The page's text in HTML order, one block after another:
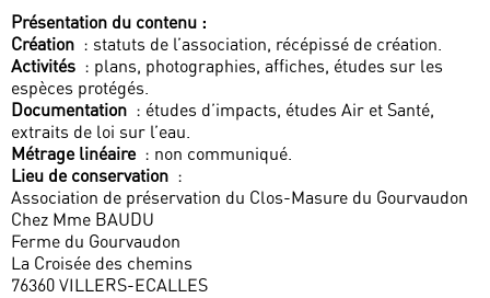
Présentation du contenu :
Création : statuts de l’association, récépissé de création.
Activités : plans, photographies, affiches, études sur les
espèces protégés.
Documentation : études d’impacts, études Air et Santé,
extraits de loi sur l’eau.
Métrage linéaire : non communiqué.
Lieu de conservation :
Association de préservation du Clos-Masure du Gourvaudon
Chez Mme BAUDU
Ferme du Gourvaudon
La Croisée des chemins
76360 VILLERS-ECALLES